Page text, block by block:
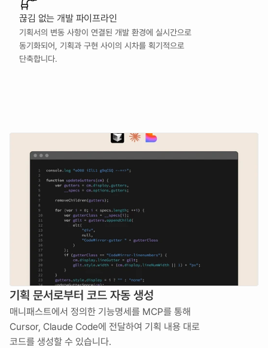
끊김 없는 개발 파이프라인
기획서의 변동 사항이 연결된 개발 환경에 실시간으로
동기화되어, 기획과 구현 사이의 시차를 획기적으로
단축합니다.
기획 문서로부터 코드 자동 생성
매니패스트에서 정의한 기능명세를 MCP를 통해
Cursor, Claude Code에 전달하여 기획 내용 대로
코드를 생성할 수 있습니다.